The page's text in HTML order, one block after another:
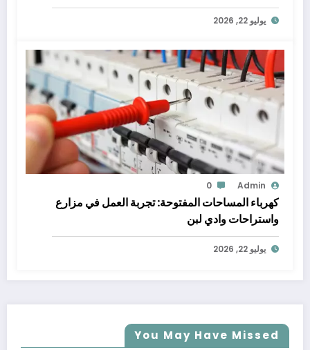
يوليو 22, 2026
Admin
0
كهرباء المساحات المفتوحة: تجربة العمل في مزارع
واستراحات وادي لبن
يوليو 22, 2026
You May Have Missed